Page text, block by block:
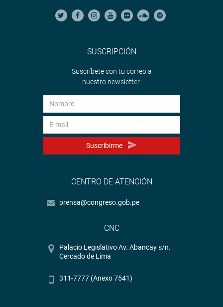
SUSCRIPCIÓN
Suscríbete con tu correo a
nuestro newsletter.
Suscribirme
CENTRO DE ATENCIÓN
prensa@congreso.gob.pe
CNC
Palacio Legislativo Av. Abancay s/n.
Cercado de Lima
311-7777 (Anexo 7541)